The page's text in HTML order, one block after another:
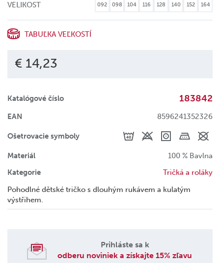
VELIKOST 092 098 104 116 128 140 152 164
TABUĽKA VEĽKOSTÍ
€ 14,23
Katalógové číslo 183842
EAN 8596241352326
Ošetrovacie symboly
Materiál
100 % Bavlna
Kategorie
Tričká a roláky
Pohodlné dětské tričko s dlouhým rukávem a kulatým
výstřihem.
Prihláste sa k
odberu noviniek a získajte 15% zľavu